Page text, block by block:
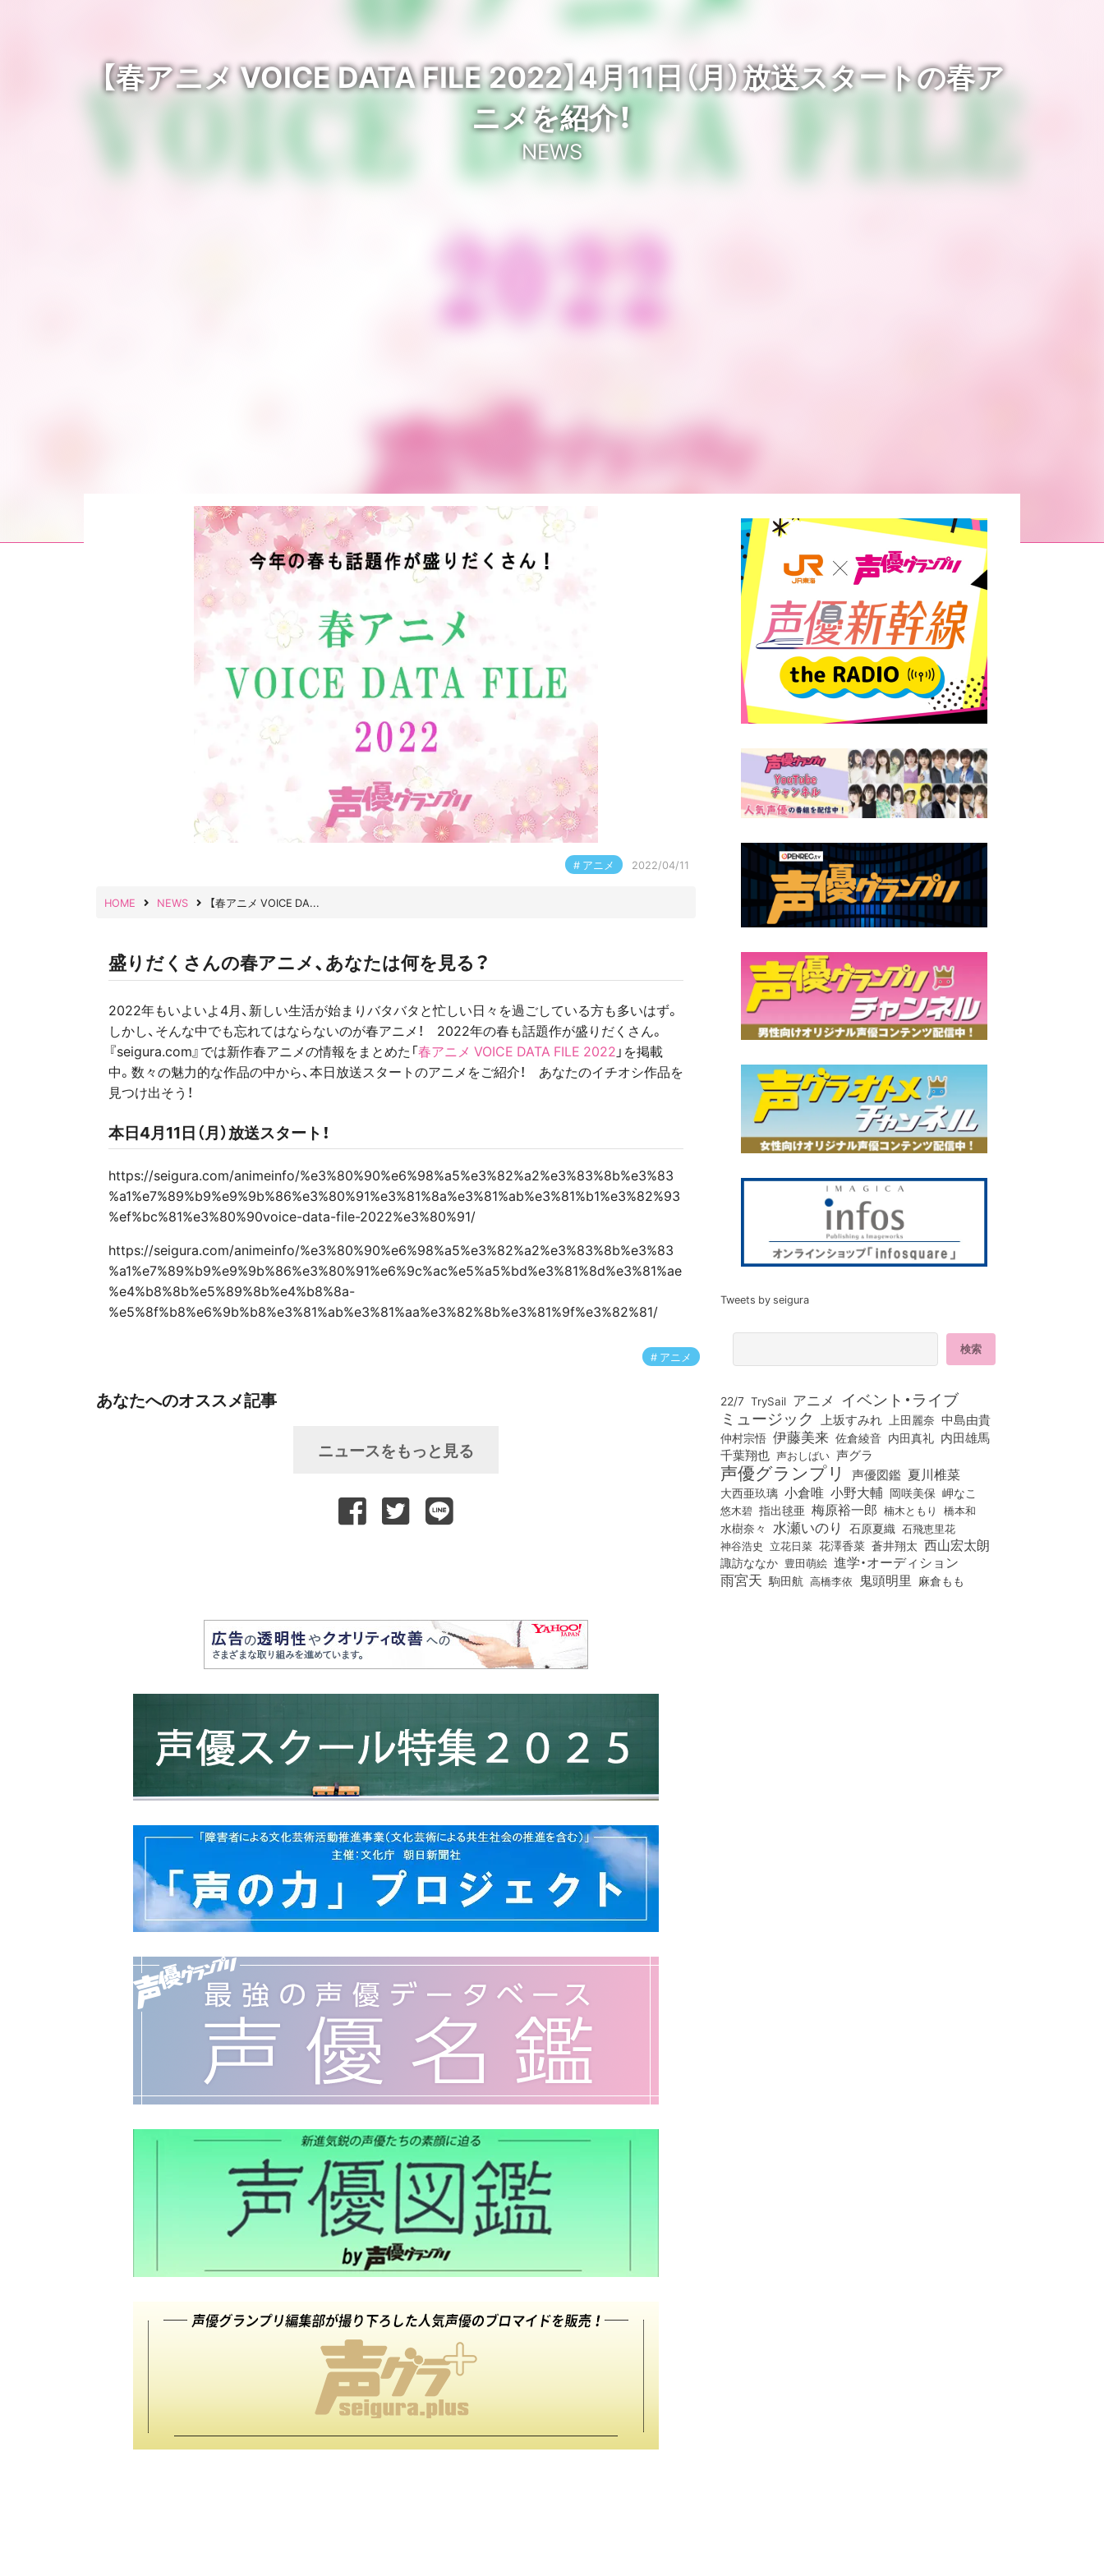
【春アニメ VOICE DATA FILE 2022】4月11日（月）放送スタートの春ア
ニメを紹介！
NEWS
アニメ 2022/04/11
HOME NEWS 【春アニメ VOICE DA...
盛りだくさんの春アニメ、あなたは何を見る？
2022年もいよいよ4月、新しい生活が始まりバタバタと忙しい日々を過ごしている方も多いはず。
しかし、そんな中でも忘れてはならないのが春アニメ！ 2022年の春も話題作が盛りだくさん。
『seigura.com』では新作春アニメの情報をまとめた「春アニメ VOICE DATA FILE 2022 」を掲載
中。数々の魅力的な作品の中から、本日放送スタートのアニメをご紹介！ あなたのイチオシ作品を
見つけ出そう！
本日4月11日（月）放送スタート！
https://seigura.com/animeinfo/%e3%80%90%e6%98%a5%e3%82%a2%e3%83%8b%e3%83
%a1%e7%89%b9%e9%9b%86%e3%80%91%e3%81%8a%e3%81%ab%e3%81%b1%e3%82%93
%ef%bc%81%e3%80%90voice-data-file-2022%e3%80%91/
https://seigura.com/animeinfo/%e3%80%90%e6%98%a5%e3%82%a2%e3%83%8b%e3%83
%a1%e7%89%b9%e9%9b%86%e3%80%91%e6%9c%ac%e5%a5%bd%e3%81%8d%e3%81%ae
%e4%b8%8b%e5%89%8b%e4%b8%8a-
%e5%8f%b8%e6%9b%b8%e3%81%ab%e3%81%aa%e3%82%8b%e3%81%9f%e3%82%81/
アニメ
あなたへのオススメ記事
ニュースをもっと見る
Tweets by seigura
22/7 TrySail アニメ イベント・ライブ
ミュージック 上坂すみれ 上田麗奈 中島由貴
仲村宗悟 伊藤美来 佐倉綾音 内田真礼 内田雄馬
千葉翔也 声おしばい 声グラ
声優グランプリ 声優図鑑 夏川椎菜
大西亜玖璃 小倉唯 小野大輔 岡咲美保 岬なこ
悠木碧 指出毬亜 梅原裕一郎 楠木ともり 橋本和
水樹奈々 水瀬いのり 石原夏織 石飛恵里花
神谷浩史 立花日菜 花澤香菜 蒼井翔太 西山宏太朗
諏訪ななか 豊田萌絵 進学・オーディション
雨宮天 駒田航 高橋李依 鬼頭明里 麻倉もも